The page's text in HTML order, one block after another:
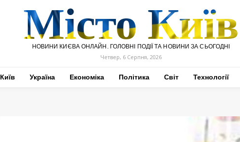
Місто Київ
НОВИНИ КИЄВА ОНЛАЙН. ГОЛОВНІ ПОДІЇ ТА НОВИНИ ЗА СЬОГОДНІ
Четвер, 6 Серпня, 2026
Київ Україна Економіка Політика Світ Технології